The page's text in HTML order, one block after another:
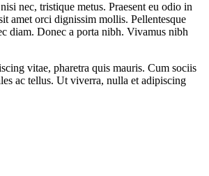
nec, tristique metus. Praesent eu odio in
amet orci dignissim mollis. Pellentesque
diam. Donec a porta nibh. Vivamus nibh
vitae, pharetra quis mauris. Cum sociis
ac tellus. Ut viverra, nulla et adipiscing